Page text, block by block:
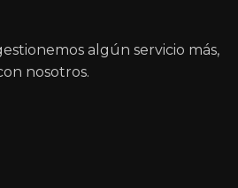
algún servicio más,
nosotros.